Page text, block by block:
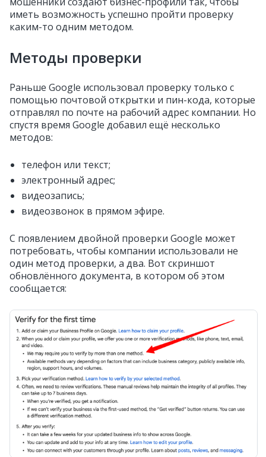
иметь возможность успешно пройти проверку
каким-то одним методом.
Методы проверки
Раньше Google использовал проверку только с
помощью почтовой открытки и пин-кода, которые
отправлял по почте на рабочий адрес компании. Но
спустя время Google добавил ещё несколько
методов:
телефон или текст;
электронный адрес;
видеозапись;
видеозвонок в прямом эфире.
С появлением двойной проверки Google может
потребовать, чтобы компании использовали не
один метод проверки, а два. Вот скриншот
обновлённого документа, в котором об этом
сообщается: